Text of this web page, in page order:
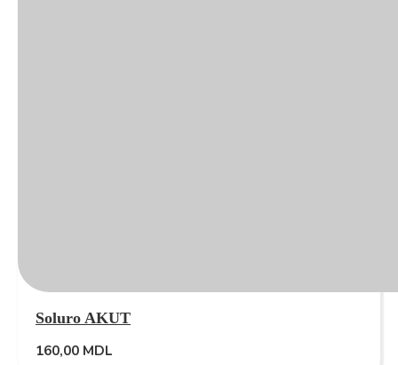
Soluro AKUT
160,00 MDL